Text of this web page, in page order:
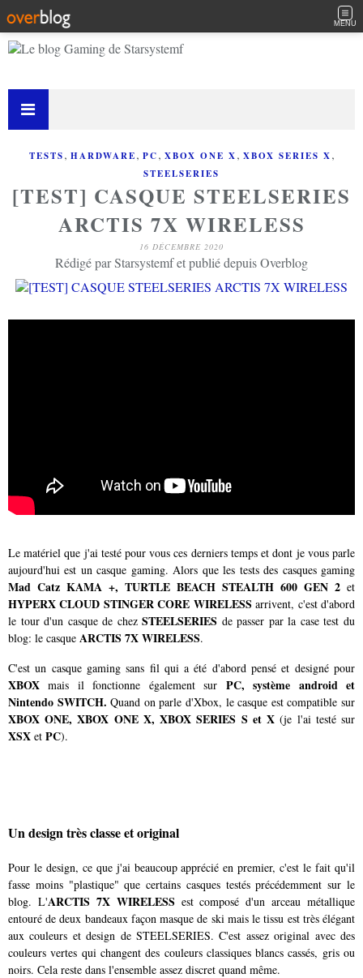
MENU
TESTS, HARDWARE, PC, XBOX ONE X, XBOX SERIES X,
STEELSERIES
[TEST] CASQUE STEELSERIES
ARCTIS 7X WIRELESS
16 DÉCEMBRE 2020
Rédigé par Starsystemf et publié depuis Overblog
Le matériel que j'ai testé pour vous ces derniers temps et dont je vous parle
aujourd'hui est un casque gaming. Alors que les tests des casques gaming
Mad Catz KAMA +, TURTLE BEACH STEALTH 600 GEN 2 et
HYPERX CLOUD STINGER CORE WIRELESS arrivent, c'est d'abord
le tour d'un casque de chezSTEELSERIES de passer par la case test du
blog: le casque ARCTIS 7X WIRELESS.
C'est un casque gaming sans fil qui a été d'abord pensé et designé pour
XBOX mais il fonctionne également sur PC, système android et
Nintendo SWITCH. Quand on parle d'Xbox, le casque est compatible sur
XBOX ONE, XBOX ONE X, XBOX SERIES S et X (je l'ai testé sur
XSX et PC).
Un design très classe et original
Pour le design, ce que j'ai beaucoup apprécié en premier, c'est le fait qu'il
fasse moins "plastique" que certains casques testés précédemment sur le
blog. L'ARCTIS 7X WIRELESS est composé d'un arceau métallique
entouré de deux bandeaux façon masque de ski mais le tissu est très élégant
aux couleurs et design de STEELSERIES. C'est assez original avec des
couleurs vertes qui changent des couleurs classiques blancs cassés, gris ou
noirs. Cela reste dans l'ensemble assez discret quand même.